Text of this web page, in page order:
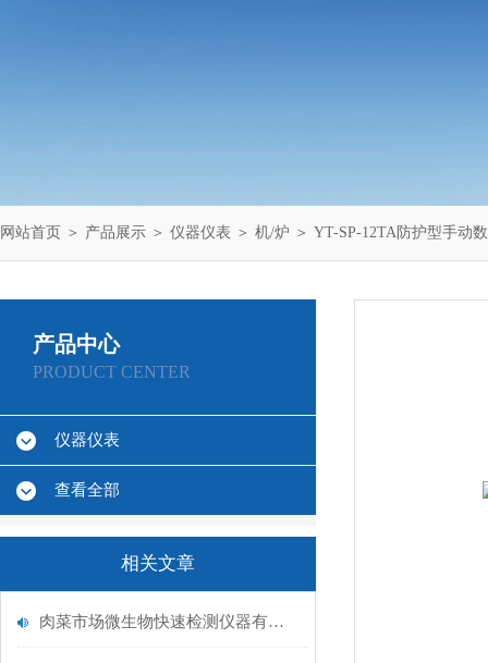
网站首页 ＞ 产品展示 ＞ 仪器仪表 ＞ 机/炉 ＞ YT-SP-12TA防护型手动
产品中心
PRODUCT CENTER
仪器仪表
查看全部
相关文章
肉菜市场微生物快速检测仪器有哪些.新品推荐.肉菜市场微生物快速检测仪器